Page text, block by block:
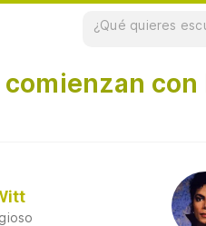
con